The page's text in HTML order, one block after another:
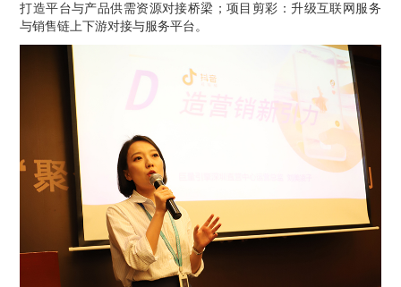
打造平台与产品供需资源对接桥梁；项目剪彩：升级互联网服务
与销售链上下游对接与服务平台。